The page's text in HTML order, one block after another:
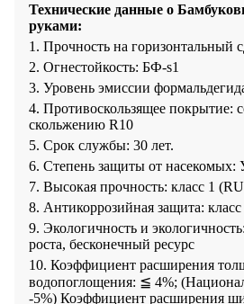
Технические данные о
руками:
1. Прочность на горизонтальный
2. Огнестойкость: БФ-s1
3. Уровень эмиссии
4. Противоскользящее покрытие:
скольжению R10
5. Срок службы: 30 лет.
6. Степень защиты от насекомых:
7. Высокая прочность: класс 1
8. Антикоррозийная защита:
9. Экологичность и
роста, бесконечный ресурс
10. Коэффициент расширения
водопоглощения: ≦ 4%;
-5%) Коэффициент расширения